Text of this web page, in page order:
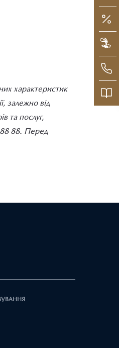
характеристик
залежно від
та послуг,
88 88. Перед